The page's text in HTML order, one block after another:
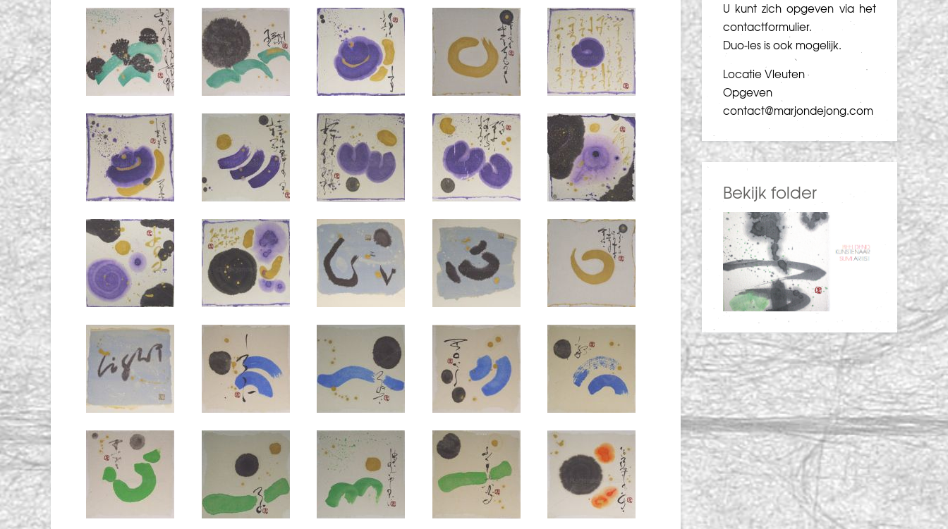
U kunt zich opgeven via het
contactformulier.
Duo-les is ook mogelijk.
Locatie Vleuten
Opgeven
contact@marjondejong.com
Bekijk folder